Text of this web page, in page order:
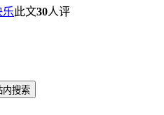
乐此文30人评